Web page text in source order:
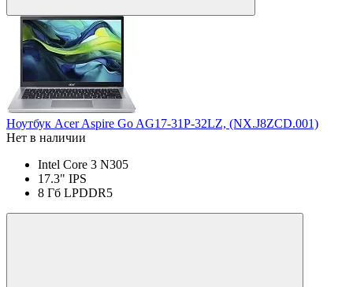
Ноутбук Acer Aspire Go AG17-31P-32LZ, (NX.J8ZCD.001)
Нет в наличии
Intel Core 3 N305
17.3" IPS
8 Гб LPDDR5